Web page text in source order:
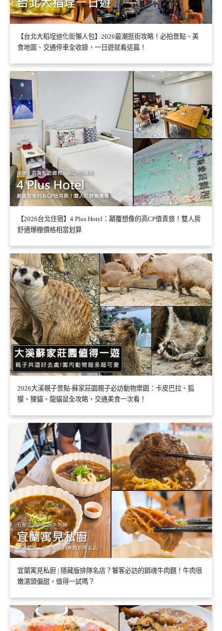
【台北大稻埕迪化街懶人包】2026最潮逛街攻略！必拍景點、美
食地圖、交通停車全收錄，一日遊就看這篇！
【2026台北住宿】4 Plus Hotel：顛覆想像的高CP值青旅！雙人房
舒適爆棚價格相當划算
2026大溪親子景點-蘇家莊園親子必訪動物樂園：卡皮巴拉、狐
獴、狸貓、龍貓鼠全攻略，交通美食一次看！
宜蘭寓見私廚 | 隱藏版排隊名店？饕客必訪的銷魂牛肉麵！牛肉很
嫩湯頭偏甜，值得一試嗎？